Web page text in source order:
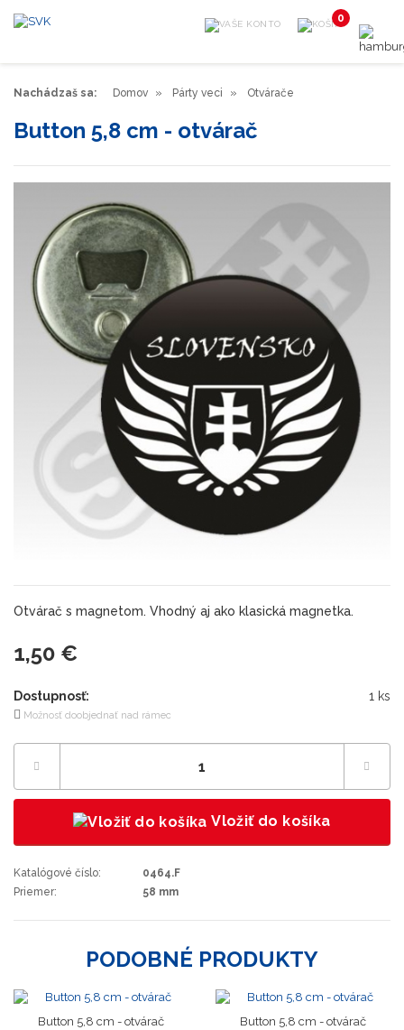
Nachádzaš sa: Domov Párty veci Otvárače
Button 5,8 cm - otvárač
Otvárač s magnetom. Vhodný aj ako klasická magnetka.
1,50 €
Dostupnosť: 1 ks
Možnosť doobjednať nad rámec
Vložiť do košíka
Katalógové číslo:
0464.F
Priemer:
58 mm
PODOBNÉ PRODUKTY
Button 5,8 cm - otvárač Button 5,8 cm - otvárač
0